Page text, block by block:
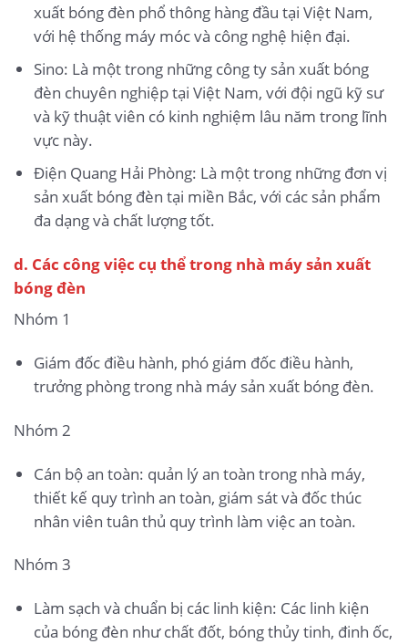
xuất bóng đèn phổ thông hàng đầu tại Việt Nam,
với hệ thống máy móc và công nghệ hiện đại.
Sino: Là một trong những công ty sản xuất bóng
đèn chuyên nghiệp tại Việt Nam, với đội ngũ kỹ sư
và kỹ thuật viên có kinh nghiệm lâu năm trong lĩnh
vực này.
Điện Quang Hải Phòng: Là một trong những đơn vị
sản xuất bóng đèn tại miền Bắc, với các sản phẩm
đa dạng và chất lượng tốt.
d. Các công việc cụ thể trong nhà máy sản xuất
bóng đèn
Nhóm 1
Giám đốc điều hành, phó giám đốc điều hành,
trưởng phòng trong nhà máy sản xuất bóng đèn.
Nhóm 2
Cán bộ an toàn: quản lý an toàn trong nhà máy,
thiết kế quy trình an toàn, giám sát và đốc thúc
nhân viên tuân thủ quy trình làm việc an toàn.
Nhóm 3
Làm sạch và chuẩn bị các linh kiện: Các linh kiện
của bóng đèn như chất đốt, bóng thủy tinh, đinh ốc,